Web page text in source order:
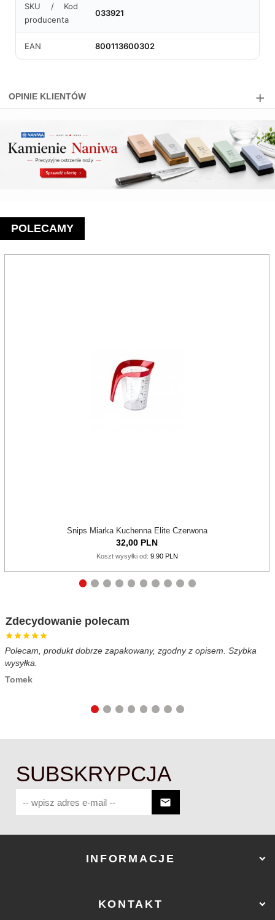
SKU / Kod
producenta
033921
EAN 800113600302
OPINIE KLIENTÓW
POLECAMY
Snips Miarka Kuchenna Elite Czerwona
32,00 PLN
Koszt wysyłki od: 9.90 PLN
Zdecydowanie polecam
Polecam, produkt dobrze zapakowany, zgodny z opisem. Szybka
wysyłka.
Tomek
SUBSKRYPCJA
INFORMACJE
KONTAKT